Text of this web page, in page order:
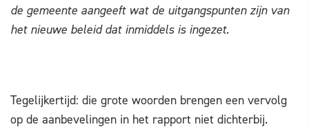
de gemeente aangeeft wat de uitgangspunten zijn van
het nieuwe beleid dat inmiddels is ingezet.
Tegelijkertijd: die grote woorden brengen een vervolg
op de aanbevelingen in het rapport niet dichterbij.